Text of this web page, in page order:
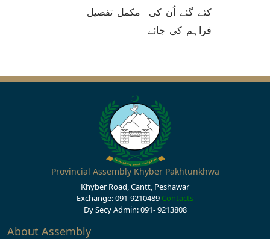
کئے گئے اُن کی مکمل تفصیل
فراہم کی جائے
Provincial Assembly Khyber Pakhtunkhwa
Khyber Road, Cantt, Peshawar
Exchange: 091-9210489 Contacts
Dy Secy Admin: 091- 9213808
About Assembly